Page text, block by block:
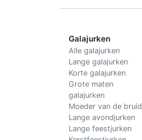
Galajurken
Alle galajurken
Lange galajurken
Korte galajurken
Grote maten
galajurken
Moeder van de bruid
Lange avondjurken
Lange feestjurken